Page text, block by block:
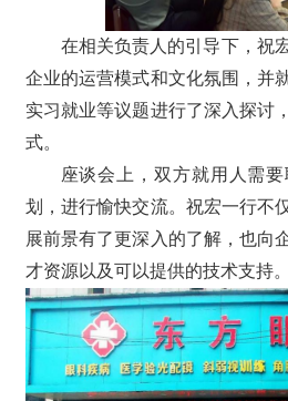
在相关负责人的引导下，祝
企业的运营模式和文化氛围，并
实习就业等议题进行了深入探讨
式。
座谈会上，双方就用人需
划，进行愉快交流。祝宏一行不
展前景有了更深入的了解，也向
才资源以及可以提供的技术支持。